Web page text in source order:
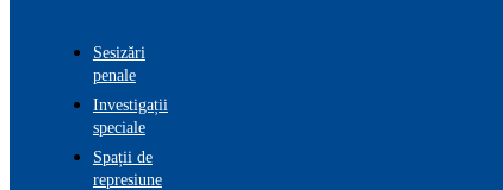
Sesizări
penale
Investigații
speciale
Spații de
represiune